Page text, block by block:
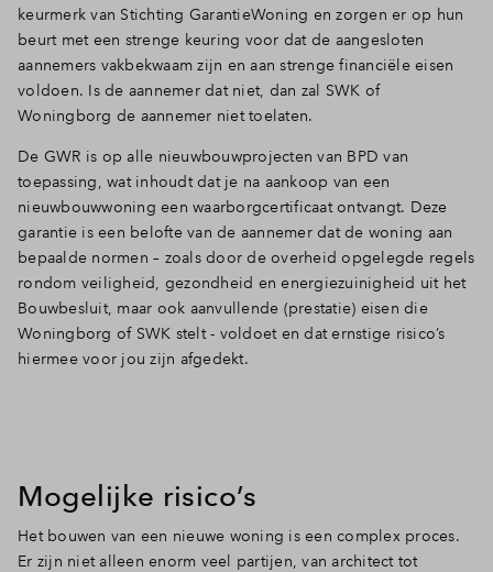
keurmerk van Stichting GarantieWoning en zorgen er op hun
beurt met een strenge keuring voor dat de aangesloten
aannemers vakbekwaam zijn en aan strenge financiële eisen
voldoen. Is de aannemer dat niet, dan zal SWK of
Woningborg de aannemer niet toelaten.
De GWR is op alle nieuwbouwprojecten van BPD van
toepassing, wat inhoudt dat je na aankoop van een
nieuwbouwwoning een waarborgcertificaat ontvangt. Deze
garantie is een belofte van de aannemer dat de woning aan
bepaalde normen – zoals door de overheid opgelegde regels
rondom veiligheid, gezondheid en energiezuinigheid uit het
Bouwbesluit, maar ook aanvullende (prestatie) eisen die
Woningborg of SWK stelt - voldoet en dat ernstige risico’s
hiermee voor jou zijn afgedekt.
Mogelijke risico’s
Het bouwen van een nieuwe woning is een complex proces.
Er zijn niet alleen enorm veel partijen, van architect tot